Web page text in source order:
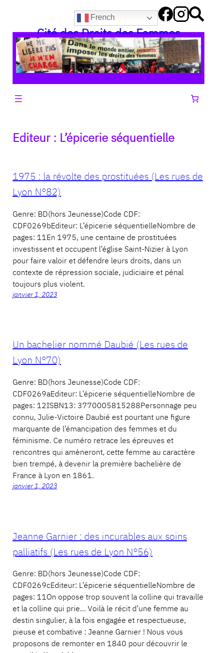
contenu
French
Cité des Droits des Femmes
Editeur : L’épicerie séquentielle
1975 : la révolte des prostituées (Les rues de
Lyon N°82)
Genre: BD(hors Jeunesse)Code CDF:
CDF0269bEditeur: L’épicerie séquentielleNombre de
pages: 11En 1975, une centaine de prostituées
investissent et occupent l’église Saint-Nizier à Lyon
pour faire valoir et défendre leurs droits, dans un
contexte de répression sociale, judiciaire et pénal
toujours plus violent.
janvier 1, 2023
Un bachelier nommé Daubié (Les rues de
Lyon N°70)
Genre: BD(hors Jeunesse)Code CDF:
CDF0269aEditeur: L’épicerie séquentielleNombre de
pages: 12ISBN13: 3770005815288Personnage peu
connu, Julie-Victoire Daubié est pourtant une figure
marquante de l’émancipation des femmes et du
féminisme. Ce numéro retrace les épreuves et
rencontres qui amèneront, cette femme au caractère
bien trempé, à devenir la première bachelière de
France à Lyon en 1861.
janvier 1, 2023
Jeanne Garnier : des incurables aux soins
palliatifs (Les rues de Lyon N°56)
Genre: BD(hors Jeunesse)Code CDF:
CDF0269cEditeur: L’épicerie séquentielleNombre de
pages: 11On oppose trop souvent la colline qui travaille
et la colline qui prie… Voilà le récit d’une femme au
destin singulier, à la fois engagée et respectueuse,
pieuse et combative : Jeanne Garnier ! Nous vous
proposons de remonter en 1840 pour découvrir le